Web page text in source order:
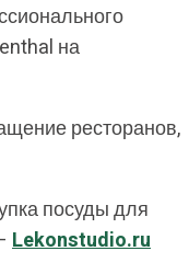
на
ресторанов,
посуды для
Lekonstudio.ru